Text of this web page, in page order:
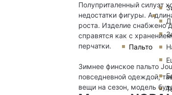
Пальто
Полуприталенный силуэт
недостатки фигуры. А
роста. Изделие снабжено
справятся как с
перчатки.
Зимнее финское пальто
повседневной одеждой,
вещи на сезон, модель